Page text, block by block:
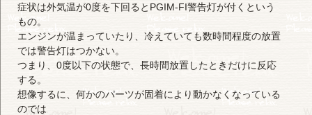
症状は外気温が0度を下回るとPGIM-FI警告灯が付くという
もの。
エンジンが温まっていたり、冷えていても数時間程度の放置
では警告灯はつかない。
つまり、0度以下の状態で、長時間放置したときだけに反応
する。
想像するに、何かのパーツが固着により動かなくなっている
のでは